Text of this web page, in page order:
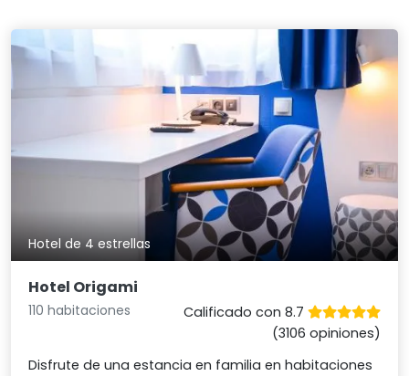
Hotel de 4 estrellas
Hotel Origami
110 habitaciones
Calificado con 8.7
(3106 opiniones)
Disfrute de una estancia en familia en habitaciones